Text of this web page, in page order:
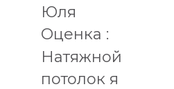
Юля
Оценка :
Натяжной
потолок я